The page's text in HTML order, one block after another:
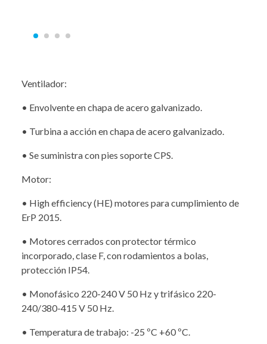
Ventilador:
• Envolvente en chapa de acero galvanizado.
• Turbina a acción en chapa de acero galvanizado.
• Se suministra con pies soporte CPS.
Motor:
• High efficiency (HE) motores para cumplimiento de
ErP 2015.
• Motores cerrados con protector térmico
incorporado, clase F, con rodamientos a bolas,
protección IP54.
• Monofásico 220-240 V 50 Hz y trifásico 220-
240/380-415 V 50 Hz.
• Temperatura de trabajo: -25 ºC +60 ºC.